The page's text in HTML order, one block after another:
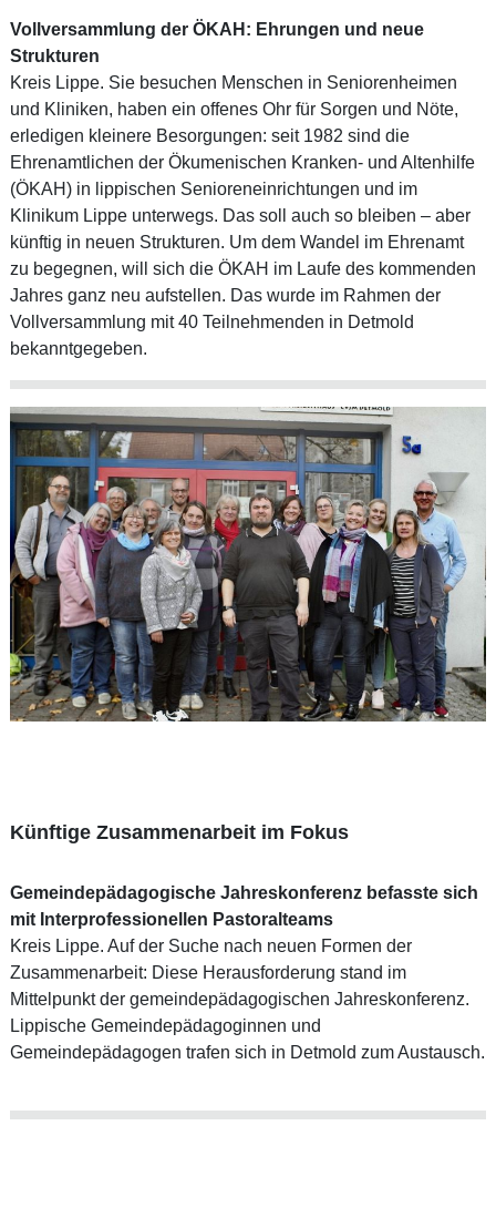
Vollversammlung der ÖKAH: Ehrungen und neue
Strukturen
Kreis Lippe. Sie besuchen Menschen in Seniorenheimen
und Kliniken, haben ein offenes Ohr für Sorgen und Nöte,
erledigen kleinere Besorgungen: seit 1982 sind die
Ehrenamtlichen der Ökumenischen Kranken- und Altenhilfe
(ÖKAH) in lippischen Senioreneinrichtungen und im
Klinikum Lippe unterwegs. Das soll auch so bleiben – aber
künftig in neuen Strukturen. Um dem Wandel im Ehrenamt
zu begegnen, will sich die ÖKAH im Laufe des kommenden
Jahres ganz neu aufstellen. Das wurde im Rahmen der
Vollversammlung mit 40 Teilnehmenden in Detmold
bekanntgegeben.
Künftige Zusammenarbeit im Fokus
Gemeindepädagogische Jahreskonferenz befasste sich
mit Interprofessionellen Pastoralteams
Kreis Lippe. Auf der Suche nach neuen Formen der
Zusammenarbeit: Diese Herausforderung stand im
Mittelpunkt der gemeindepädagogischen Jahreskonferenz.
Lippische Gemeindepädagoginnen und
Gemeindepädagogen trafen sich in Detmold zum Austausch.